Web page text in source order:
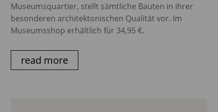
Museumsquartier, stellt sämtliche Bauten in ihrer
besonderen architektonischen Qualität vor. Im
Museumsshop erhältlich für 34,95 €.
read more